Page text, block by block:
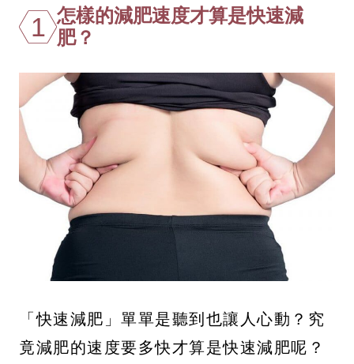
1 怎樣的減肥速度才算是快速減
肥？
「快速減肥」單單是聽到也讓人心動？究
竟減肥的速度要多快才算是快速減肥呢？